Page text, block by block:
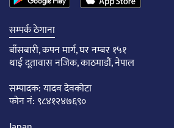
सम्पर्क ठेगाना
बाँसबारी, कपन मार्ग, घर नम्बर १५१
थाई दूतावास नजिक, काठमाडौं, नेपाल
सम्पादक: यादव देवकोटा
फोन नं: ९८४१२४७६९०